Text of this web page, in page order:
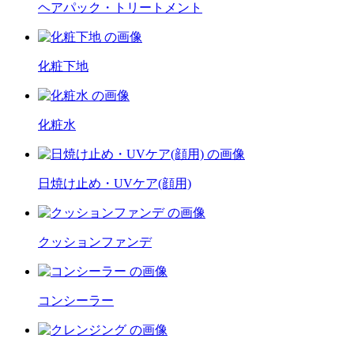
ヘアパック・トリートメント
化粧下地
化粧水
日焼け止め・UVケア(顔用)
クッションファンデ
コンシーラー